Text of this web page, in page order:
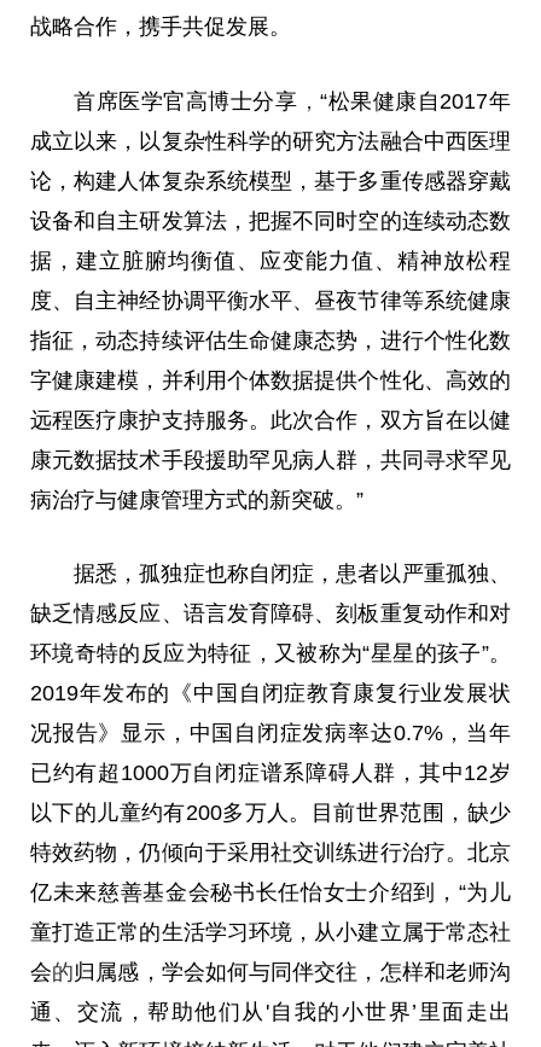
战略合作，携手共促发展。
首席医学官高博士分享 ，“松果健康自2017年
成立以来，以复杂性科学的研究方法融合中西医理
论，构建人体复杂系统模型，基于多重传感器穿戴
设备和自主研发算法，把握不同时空的连续动态数
据，建立脏腑均衡值、应变能力值、精神放松程
度、自主神经协调平衡水平、昼夜节律等系统健康
指征，动态持续评估生命健康态势，进行个性化数
字健康建模，并利用个体数据提供个性化、高效的
远程医疗康护支持服务。此次合作，双方旨在以健
康元数据技术手段援助罕见病人群，共同寻求罕见
病治疗与健康管理方式的新突破。”
据悉，孤独症也称自闭症，患者以严重孤独、
缺乏情感反应、语言发育障碍、刻板重复动作和对
环境奇特的反应为特征，又被称为“星星的孩子”。
2019年发布的《中国 自闭症教育康复行业发展状
况报告》显示， 中国 自闭症发病率达0.7%，当年
已约有超1000万自闭症谱系障碍人群，其中12岁
以下的儿童约有200多万人。目前世界范围，缺少
特效药物，仍倾向于采用社交训练进行治疗。北京
亿未来慈善基金会秘书长任怡女士介绍到，“为儿
童打造正常的生活学习 环境，从小建立属于常态社
会的归属感，学会如何与同伴交往，怎样和老师沟
通、交流，帮助他们从'自我的小世界’里面走出